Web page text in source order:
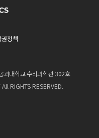
정책
과대학교 수리과학관 302호
RIGHTS RESERVED.